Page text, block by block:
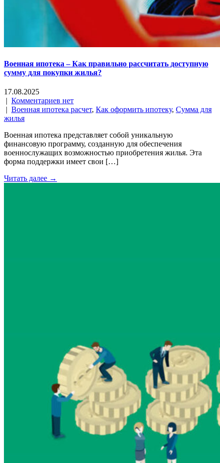
Военная ипотека – Как правильно рассчитать доступную
сумму для покупки жилья?
17.08.2025
| Комментариев нет
| Военная ипотека расчет, Как оформить ипотеку, Сумма для
жилья
Военная ипотека представляет собой уникальную
финансовую программу, созданную для обеспечения
военнослужащих возможностью приобретения жилья. Эта
форма поддержки имеет свои […]
Читать далее →